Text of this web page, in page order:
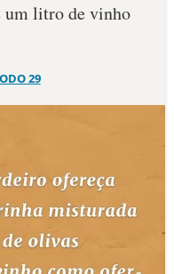
um litro de vinho
29